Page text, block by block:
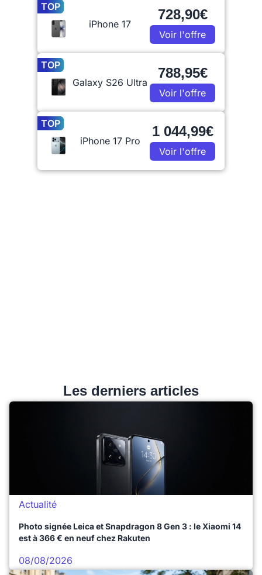
TOP
iPhone 17
728,90€
Voir l'offre
TOP
Galaxy S26 Ultra
788,95€
Voir l'offre
TOP
iPhone 17 Pro
1 044,99€
Voir l'offre
Les derniers articles
Actualité
Photo signée Leica et Snapdragon 8 Gen 3 : le Xiaomi 14
est à 366 € en neuf chez Rakuten
08/08/2026